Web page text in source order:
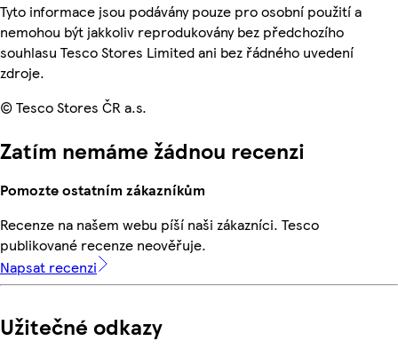
Tyto informace jsou podávány pouze pro osobní použití a
nemohou být jakkoliv reprodukovány bez předchozího
souhlasu Tesco Stores Limited ani bez řádného uvedení
zdroje.
© Tesco Stores ČR a.s.
Zatím nemáme žádnou recenzi
Pomozte ostatním zákazníkům
Recenze na našem webu píší naši zákazníci. Tesco
publikované recenze neověřuje.
Napsat recenzi
Užitečné odkazy